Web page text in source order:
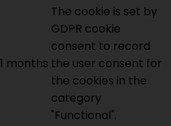
months
The cookie is set by
GDPR cookie
consent to record
the user consent for
the cookies in the
category
"Functional".